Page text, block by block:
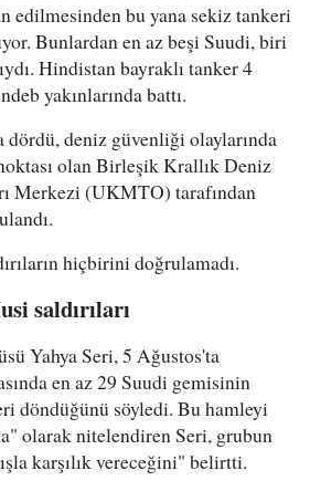
edilmesinden bu yana sekiz tankeri
Bunlardan en az beşi Suudi, biri
Hindistan bayraklı tanker 4
yakınlarında battı.
dördü, deniz güvenliği olaylarında
olan Birleşik Krallık Deniz
Merkezi (UKMTO) tarafından
hiçbirini doğrulamadı.
saldırıları
Yahya Seri, 5 Ağustos'ta
en az 29 Suudi gemisinin
döndüğünü söyledi. Bu hamleyi
olarak nitelendiren Seri, grubun
karşılık vereceğini" belirtti.